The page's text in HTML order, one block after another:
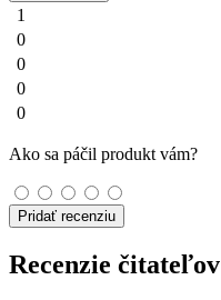
1
0
0
0
0
Ako sa páčil produkt vám?
Pridať recenziu
Recenzie čitateľov